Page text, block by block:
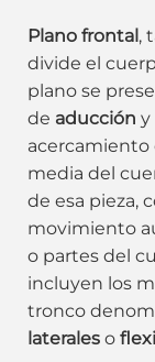
Pl ano frontal ,
divide el
plano se
de aducción y
acercamiento
media del
de esa pieza,
movimiento
o partes del
incluyen los
tronco
laterales o